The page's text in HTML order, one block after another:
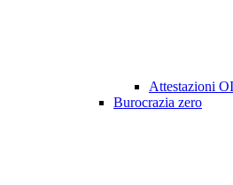
Attestazioni
Burocrazia zero